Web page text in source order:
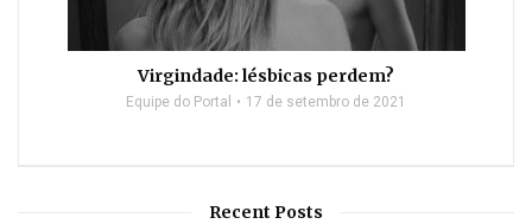
Virgindade: lésbicas perdem?
Equipe do Portal 17 de setembro de 2021
Recent Posts